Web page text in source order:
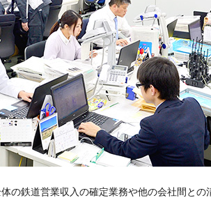
の鉄道営業収入の確定業務や他の会社間との